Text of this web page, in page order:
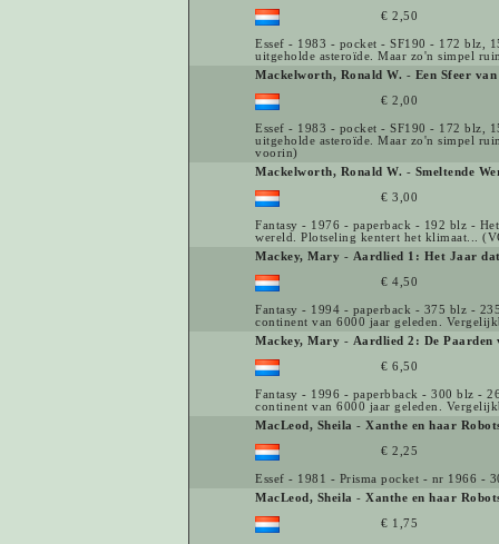
€ 2,50
Essef - 1983 - pocket - SF190 - 172 blz,
uitgeholde asteroïde. Maar zo'n simpel
Mackelworth, Ronald W. - Een Sfeer
€ 2,00
Essef - 1983 - pocket - SF190 - 172 blz,
uitgeholde asteroïde. Maar zo'n simpel
voorin)
Mackelworth, Ronald W. - Smeltende
€ 3,00
Fantasy - 1976 - paperback - 192 blz -
wereld. Plotseling kentert het klimaat...
Mackey, Mary - Aardlied 1: Het Jaar
€ 4,50
Fantasy - 1994 - paperback - 375 blz -
continent van 6000 jaar geleden.
Mackey, Mary - Aardlied 2: De Paarden
€ 6,50
Fantasy - 1996 - paperbback - 300 blz -
continent van 6000 jaar geleden.
MacLeod, Sheila - Xanthe en haar
€ 2,25
Essef - 1981 - Prisma pocket - nr 1966 -
MacLeod, Sheila - Xanthe en haar
€ 1,75